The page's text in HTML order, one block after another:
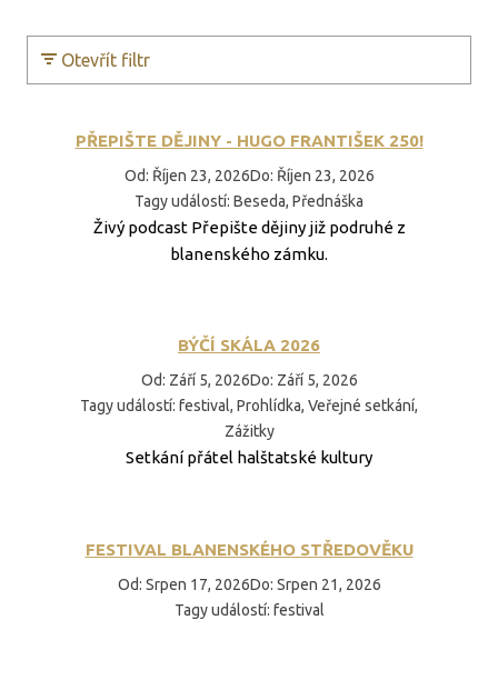
Otevřít filtr
PŘEPIŠTE DĚJINY - HUGO FRANTIŠEK 250!
Od: Říjen 23, 2026Do: Říjen 23, 2026
Tagy událostí: Beseda, Přednáška
Živý podcast Přepište dějiny již podruhé z
blanenského zámku.
BÝČÍ SKÁLA 2026
Od: Září 5, 2026Do: Září 5, 2026
Tagy událostí: festival, Prohlídka, Veřejné setkání,
Zážitky
Setkání přátel halštatské kultury
FESTIVAL BLANENSKÉHO STŘEDOVĚKU
Od: Srpen 17, 2026Do: Srpen 21, 2026
Tagy událostí: festival